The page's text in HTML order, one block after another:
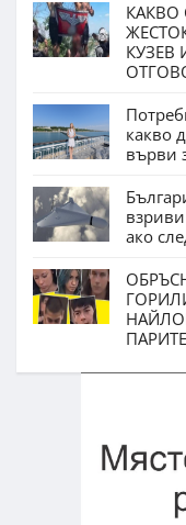
КАКВО
какво
върви
ако